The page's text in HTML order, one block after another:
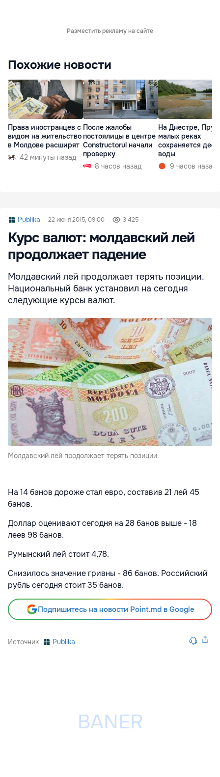
Разместить рекламу на сайте
Похожие новости
Права иностранцев с
видом на жительство
в Молдове расширят
42 минуты назад
После жалобы
постоялицы в центре
Constructorul начали
проверку
8 часов назад
На Днестре,
малых реках
сохраняется
воды
9 часов назад
Publika 22 июня 2015, 09:00 3 425
Курс валют: молдавский лей
продолжает падение
Молдавский лей продолжает терять позиции.
Национальный банк установил на сегодня
следующие курсы валют.
Молдавский лей продолжает терять позиции.
На 14 банов дороже стал евро, составив 21 лей 45
банов.
Доллар оценивают сегодня на 28 банов выше - 18
леев 98 банов.
Румынский лей стоит 4,78.
Снизилось значение гривны - 86 банов. Российский
рубль сегодня стоит 35 банов.
Подпишитесь на новости Point.md в Google
Источник Publika